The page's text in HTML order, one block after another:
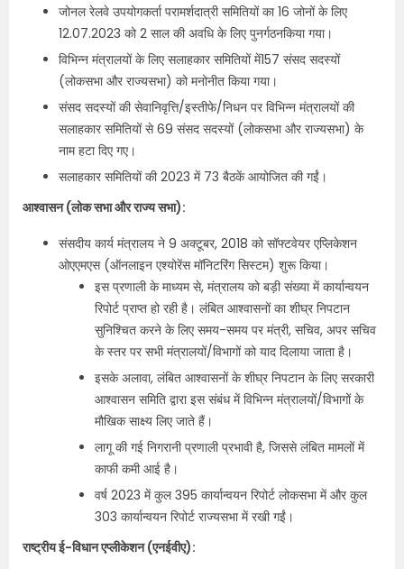
जोनल रेलवे उपयोगकर्ता परामर्शदात्री समितियों का 16 जोनों के लिए
12.07.2023 को 2 साल की अवधि के लिए पुनर्गठनकिया गया।
विभिन्न मंत्रालयों के लिए सलाहकार समितियों में157 संसद सदस्यों
(लोकसभा और राज्यसभा) को मनोनीत किया गया।
संसद सदस्यों की सेवानिवृत्ति/इस्तीफे/निधन पर विभिन्न मंत्रालयों की
सलाहकार समितियों से 69 संसद सदस्यों (लोकसभा और राज्यसभा) के
नाम हटा दिए गए।
सलाहकार समितियों की 2023 में 73 बैठकें आयोजित की गईं।
आश्वासन (लोक सभा और राज्य सभा):
संसदीय कार्य मंत्रालय ने 9 अक्टूबर, 2018 को सॉफ्टवेयर एप्लिकेशन
ओएएमएस (ऑनलाइन एश्योरेंस मॉनिटरिंग सिस्टम) शुरू किया।
इस प्रणाली के माध्यम से, मंत्रालय को बड़ी संख्या में कार्यान्वयन
रिपोर्ट प्राप्त हो रही है। लंबित आश्वासनों का शीघ्र निपटान
सुनिश्चित करने के लिए समय-समय पर मंत्री, सचिव, अपर सचिव
के स्तर पर सभी मंत्रालयों/विभागों को याद दिलाया जाता है।
इसके अलावा, लंबित आश्वासनों के शीघ्र निपटान के लिए सरकारी
आश्वासन समिति द्वारा इस संबंध में विभिन्न मंत्रालयों/विभागों के
मौखिक साक्ष्य लिए जाते हैं।
लागू की गई निगरानी प्रणाली प्रभावी है, जिससे लंबित मामलों में
काफी कमी आई है।
वर्ष 2023 में कुल 395 कार्यान्वयन रिपोर्ट लोकसभा में और कुल
303 कार्यान्वयन रिपोर्ट राज्यसभा में रखी गईं।
राष्ट्रीय ई-विधान एप्लीकेशन (एनईवीए):